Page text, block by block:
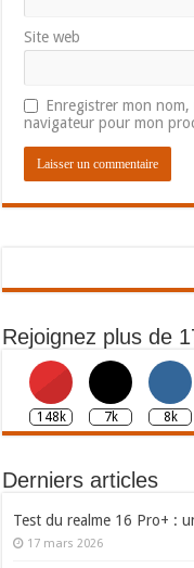
Site web
Enregistrer mon
navigateur pour mon
Rejoignez plus de
148k 7k 8k
Derniers articles
Test du realme 16 Pro+ :
17 mars 2026